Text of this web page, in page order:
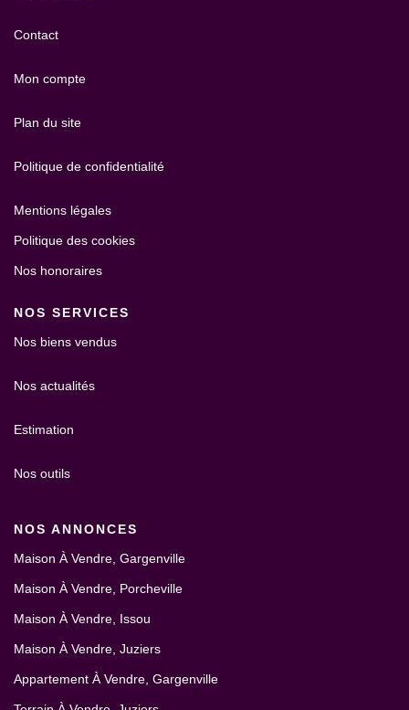
Contact
Mon compte
Plan du site
Politique de confidentialité
Mentions légales
Politique des cookies
Nos honoraires
NOS SERVICES
Nos biens vendus
Nos actualités
Estimation
Nos outils
NOS ANNONCES
Maison À Vendre, Gargenville
Maison À Vendre, Porcheville
Maison À Vendre, Issou
Maison À Vendre, Juziers
Appartement À Vendre, Gargenville